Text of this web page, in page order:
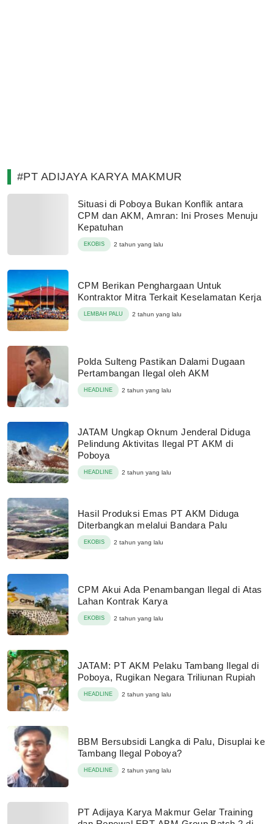
#PT ADIJAYA KARYA MAKMUR
Situasi di Poboya Bukan Konflik antara
CPM dan AKM, Amran: Ini Proses Menuju
Kepatuhan
EKOBIS 2 tahun yang lalu
CPM Berikan Penghargaan Untuk
Kontraktor Mitra Terkait Keselamatan Kerja
LEMBAH PALU 2 tahun yang lalu
Polda Sulteng Pastikan Dalami Dugaan
Pertambangan Ilegal oleh AKM
HEADLINE 2 tahun yang lalu
JATAM Ungkap Oknum Jenderal Diduga
Pelindung Aktivitas Ilegal PT AKM di
Poboya
HEADLINE 2 tahun yang lalu
Hasil Produksi Emas PT AKM Diduga
Diterbangkan melalui Bandara Palu
EKOBIS 2 tahun yang lalu
CPM Akui Ada Penambangan Ilegal di Atas
Lahan Kontrak Karya
EKOBIS 2 tahun yang lalu
JATAM: PT AKM Pelaku Tambang Ilegal di
Poboya, Rugikan Negara Triliunan Rupiah
HEADLINE 2 tahun yang lalu
BBM Bersubsidi Langka di Palu, Disuplai ke
Tambang Ilegal Poboya?
HEADLINE 2 tahun yang lalu
PT Adijaya Karya Makmur Gelar Training